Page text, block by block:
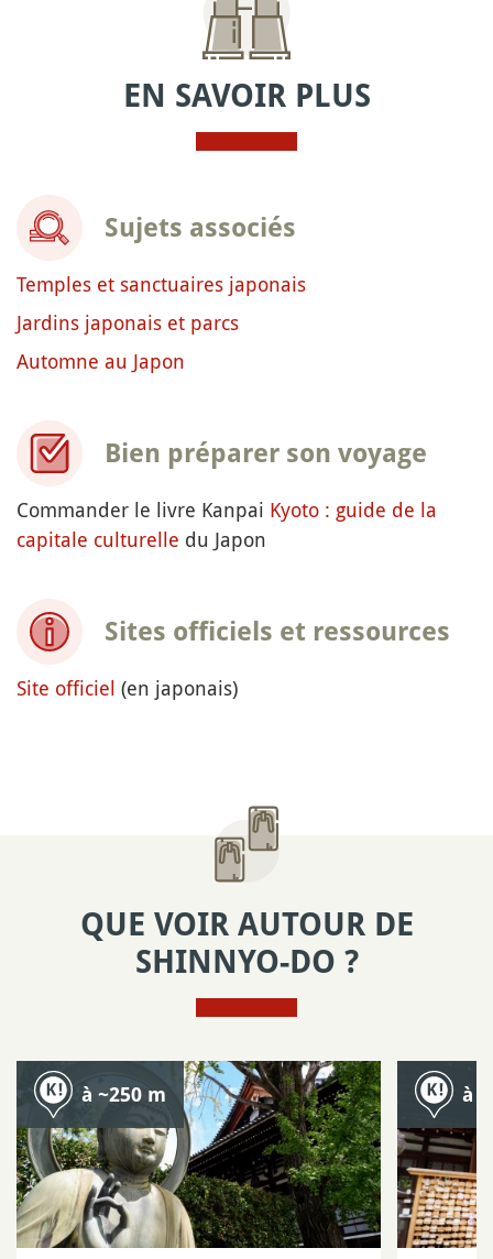
EN SAVOIR PLUS
Sujets associés
Temples et sanctuaires japonais
Jardins japonais et parcs
Automne au Japon
Bien préparer son voyage
Commander le livre Kanpai Kyoto : guide de la
capitale culturelle du Japon
Sites officiels et ressources
Site officiel (en japonais)
QUE VOIR AUTOUR DE
SHINNYO-DO ?
à ~250 m à